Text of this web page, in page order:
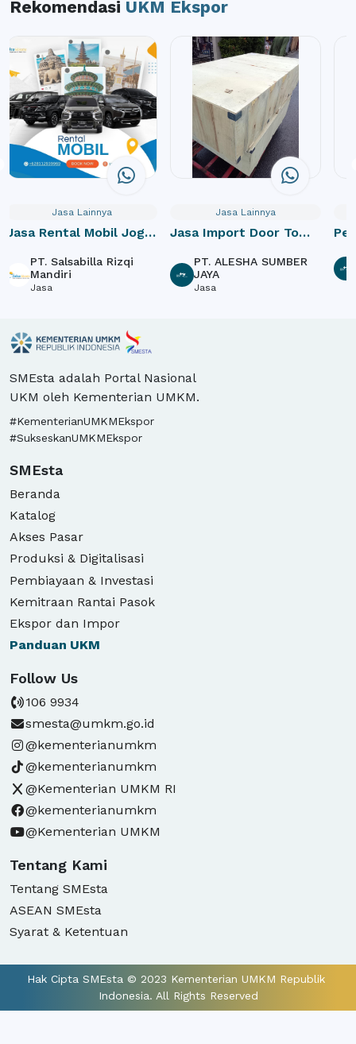
Rekomendasi UKM Ekspor
Jasa Lainnya
Jasa Rental Mobil Jogja
PT. Salsabilla Rizqi
Mandiri
Jasa
Jasa Lainnya
Jasa Import Door To
PT. ALESHA SUMBER
JAYA
Jasa
SMEsta adalah Portal Nasional
UKM oleh Kementerian UMKM.
#KementerianUMKMEkspor
#SukseskanUMKMEkspor
SMEsta
Beranda
Katalog
Akses Pasar
Produksi & Digitalisasi
Pembiayaan & Investasi
Kemitraan Rantai Pasok
Ekspor dan Impor
Panduan UKM
Follow Us
106 9934
smesta@umkm.go.id
@kementerianumkm
@kementerianumkm
@Kementerian UMKM RI
@kementerianumkm
@Kementerian UMKM
Tentang Kami
Tentang SMEsta
ASEAN SMEsta
Syarat & Ketentuan
Hak Cipta SMEsta © 2023 Kementerian UMKM Republik
Indonesia. All Rights Reserved